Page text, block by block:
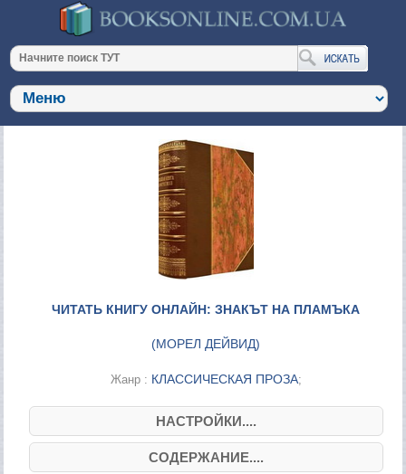
ЧИТАТЬ КНИГУ ОНЛАЙН: ЗНАКЪТ НА ПЛАМЪКА
(МОРЕЛ ДЕЙВИД)
Жанр : КЛАССИЧЕСКАЯ ПРОЗА;
НАСТРОЙКИ....
СОДЕРЖАНИЕ....